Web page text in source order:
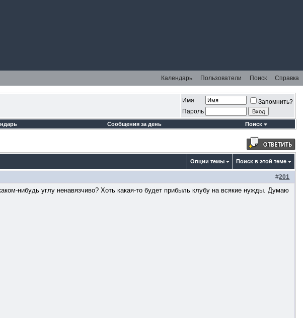
Календарь Пользователи Поиск Справка
Имя
Запомнить?
Пароль
Сообщения за день Поиск
Опции темы Поиск в этой теме
#201
нибудь углу ненавязчиво? Хоть какая-то будет прибыль клубу на всякие нужды. Думаю